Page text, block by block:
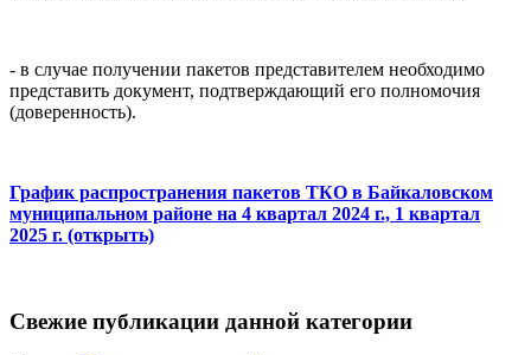
- в случае получении пакетов представителем необходимо
представить документ, подтверждающий его полномочия
(доверенность).
График распространения пакетов ТКО в Байкаловском
муниципальном районе на 4 квартал 2024 г., 1 квартал
2025 г. (открыть)
Свежие публикации данной категории